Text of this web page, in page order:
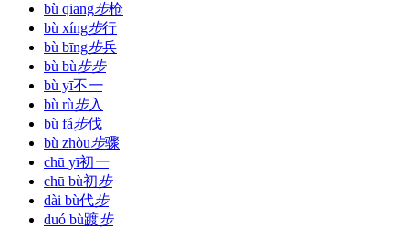
bù qiāng步枪
bù xíng步行
bù bīng步兵
bù bù步步
bù yī不一
bù rù步入
bù fá步伐
bù zhòu步骤
chū yī初一
chū bù初步
dài bù代步
duó bù踱步